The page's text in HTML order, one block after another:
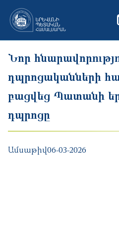
Նոր
դպրոցականների
բացվեց Պատանի
դպրոցը
Ամսաթիվ06-03-2026